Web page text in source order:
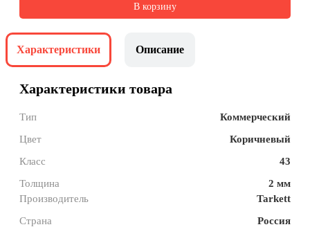
В корзину
Характеристики Описание
Характеристики товара
Тип
Коммерческий
Цвет
Коричневый
Класс
43
Толщина
2 мм
Производитель
Tarkett
Страна
Россия